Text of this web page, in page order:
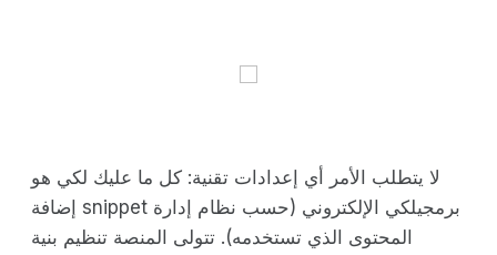
لا يتطلب الأمر أي إعدادات تقنية: كل ما عليك لكي هو
إضافة snippet برمجيلكي الإلكتروني (حسب نظام إدارة
المحتوى الذي تستخدمه). تتولى المنصة تنظيم بنية